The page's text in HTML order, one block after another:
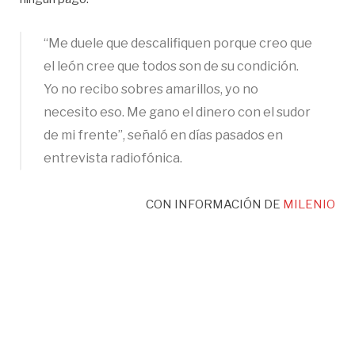
“Me duele que descalifiquen porque creo que
el león cree que todos son de su condición.
Yo no recibo sobres amarillos, yo no
necesito eso. Me gano el dinero con el sudor
de mi frente”, señaló en días pasados en
entrevista radiofónica.
CON INFORMACIÓN DE MILENIO